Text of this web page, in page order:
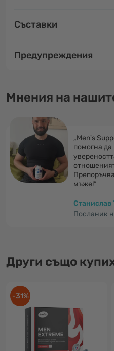
Съставки
Предупреждения
Мнения на
„Men's
помогна да
мъже!“
Станислав
Посланик
Други също
-31%